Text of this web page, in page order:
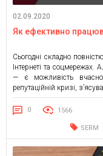
02.09.2020
Як ефективно
Сьогодні складно
Інтернеті та соцмережах.
— є можливість вчасно
репутаційній кризі,
зміни, які відбуваються
рекомендацій, що
0 1566
SERM